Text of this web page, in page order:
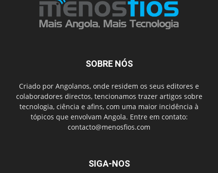
SOBRE NÓS
Criado por Angolanos, onde residem os seus editores e
colaboradores directos, tencionamos trazer artigos sobre
tecnologia, ciência e afins, com uma maior incidência à
tópicos que envolvam Angola. Entre em contato:
contacto@menosfios.com
SIGA-NOS